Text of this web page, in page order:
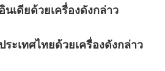
นเดียด้วยเครื่องดังกล่าว
ระเทศไทยด้วยเครื่องดังกล่าว